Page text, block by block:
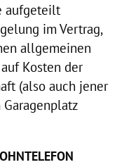
aufgeteilt
im Vertrag,
allgemeinen
Kosten der
(also auch jener